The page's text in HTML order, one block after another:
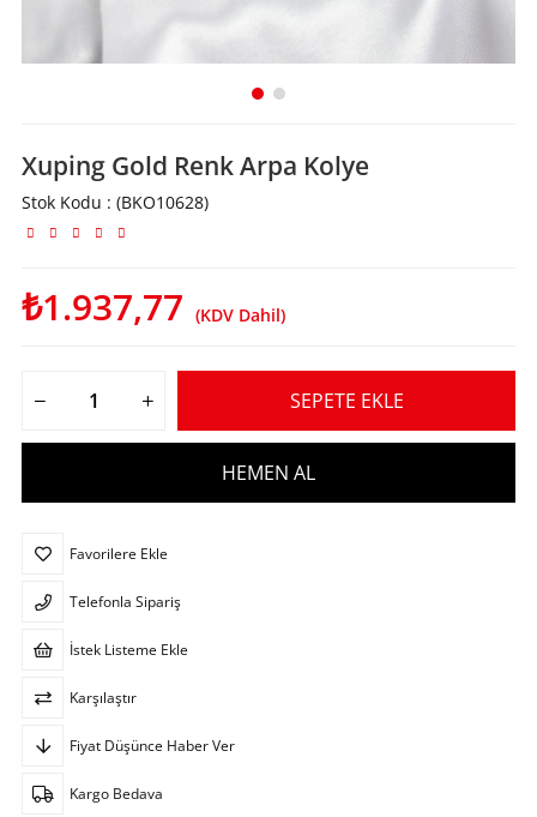
Xuping Gold Renk Arpa Kolye
Stok Kodu (BKO10628)
₺1.937,77 (KDV Dahil)
Favorilere Ekle
Telefonla Sipariş
İstek Listeme Ekle
Karşılaştır
Fiyat Düşünce Haber Ver
Kargo Bedava